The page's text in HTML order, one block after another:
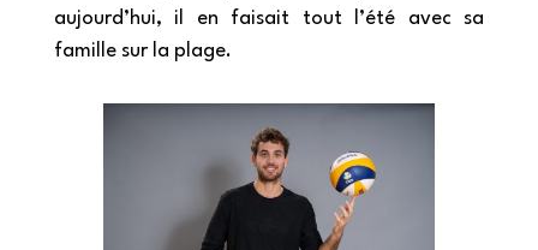
aujourd’hui, il en faisait tout l’été avec sa
famille sur la plage.